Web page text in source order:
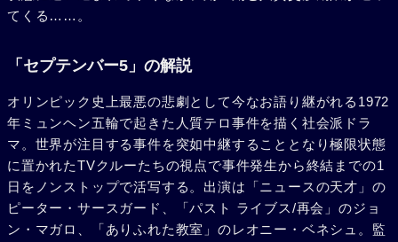
てくる……。
「セプテンバー5」の解説
オリンピック史上最悪の悲劇として今なお語り継がれる1972
年ミュンヘン五輪で起きた人質テロ事件を描く社会派ドラ
マ。世界が注目する事件を突如中継することとなり極限状態
に置かれたTVクルーたちの視点で事件発生から終結までの1
日をノンストップで活写する。出演は「ニュースの天才」の
ピーター・サースガード、「パスト ライブス/再会」のジョ
ン・マガロ、「ありふれた教室」のレオニー・ベネシュ。監